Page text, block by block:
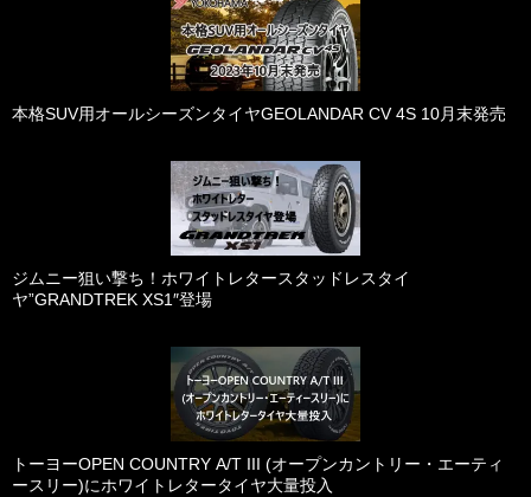
本格SUV用オールシーズンタイヤGEOLANDAR CV 4S 10月末発売
ジムニー狙い撃ち！ホワイトレタースタッドレスタイ
ヤ”GRANDTREK XS1″登場
トーヨーOPEN COUNTRY A/T III (オープンカントリー・エーティ
ースリー)にホワイトレタータイヤ大量投入